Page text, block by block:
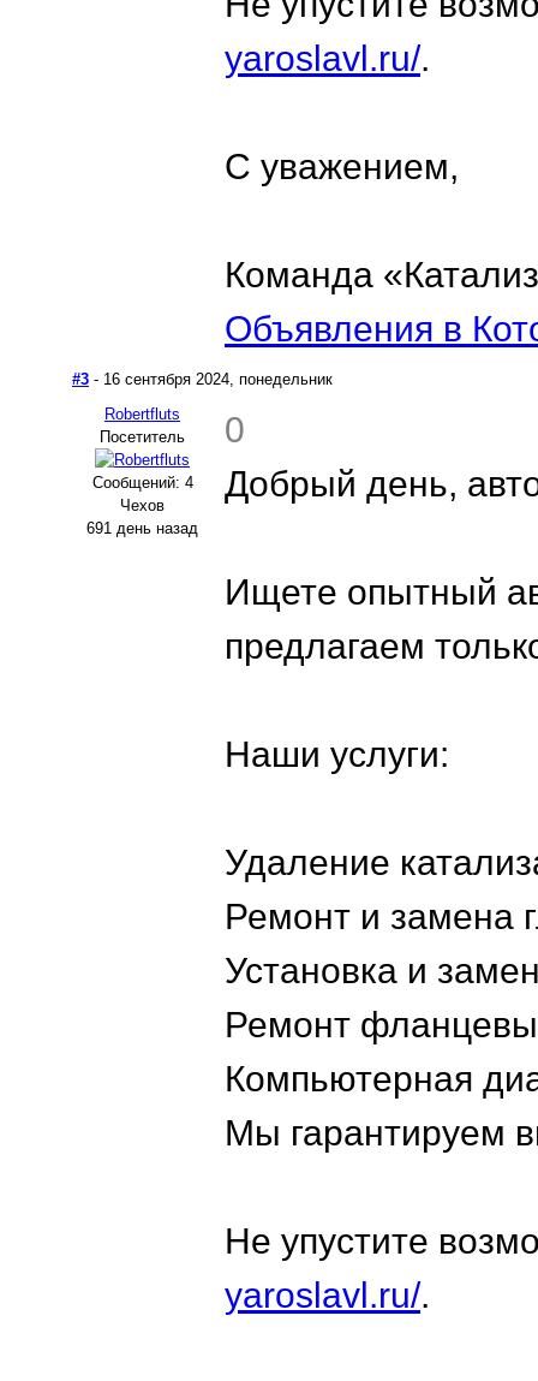
yaroslavl.ru/.
С уважением,
Команда
Объявления в
#3 - 16 сентября 2024, понедельник
Robertfluts
Посетитель
Сообщений: 4
Чехов
691 день назад
0
Добрый день,
Ищете опытный
предлагаем
Наши услуги:
Удаление
Ремонт и замена
Установка и
Ремонт
Компьютерная
Мы гарантируем
Не упустите
yaroslavl.ru/.